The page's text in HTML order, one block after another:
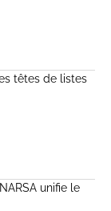
têtes de listes
unifie le